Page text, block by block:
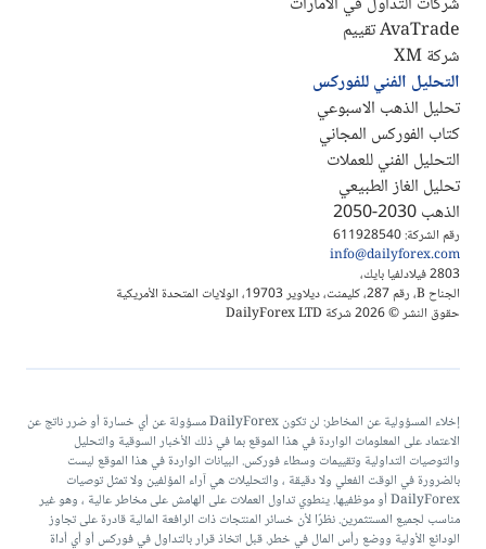
رقم الشركة: 611928540
info@dailyforex.com
2803 فيلادلفيا بايك،
الجناح B، رقم 287، كليمنت، ديلاوير 19703، الولايات المتحدة الأمريكية
حقوق النشر © 2026 شركة DailyForex LTD
AvaTrade تقييم
شركة XM
التحليل الفني للفوركس
تحليل الذهب الاسبوعي
كتاب الفوركس المجاني
التحليل الفني للعملات
تحليل الغاز الطبيعي
الذهب 2030-2050
إخلاء المسؤولية عن المخاطر: لن تكون DailyForex مسؤولة عن أي خسارة أو ضرر ناتج عن
الاعتماد على المعلومات الواردة في هذا الموقع بما في ذلك الأخبار السوقية والتحليل
والتوصيات التداولية وتقييمات وسطاء فوركس. البيانات الواردة في هذا الموقع ليست
بالضرورة في الوقت الفعلي ولا دقيقة ، والتحليلات هي آراء المؤلفين ولا تمثل توصيات
DailyForex أو موظفيها. ينطوي تداول العملات على الهامش على مخاطر عالية ، وهو غير
مناسب لجميع المستثمرين. نظرًا لأن خسائر المنتجات ذات الرافعة المالية قادرة على تجاوز
الودائع الأولية ووضع رأس المال في خطر. قبل اتخاذ قرار بالتداول في فوركس أو أي أداة